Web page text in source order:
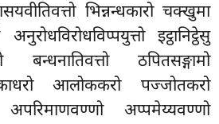
भिन्नन्धकारो चक्खुमा
इट्ठानिट्ठेसु
ठपितसङ्गामो
आलोककरो पज्जोतकरो
अप्पमेय्यवण्णो